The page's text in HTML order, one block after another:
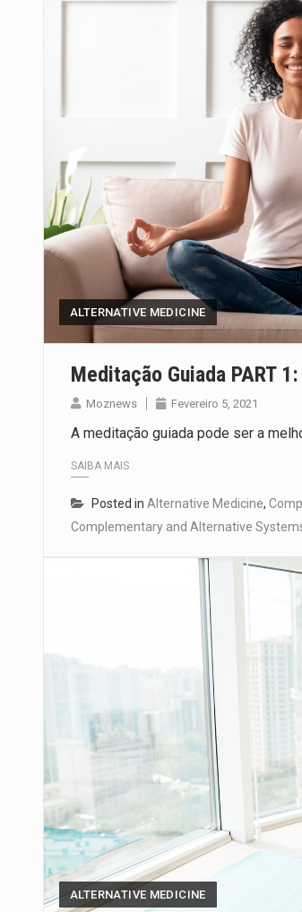
ALTERNATIVE MEDICINE
Meditação Guiada PART
Moznews Fevereiro 5, 2021
A meditação guiada pode ser a
SAIBA MAIS
Posted in Alternative Medicine,
Complementary and Alternative
ALTERNATIVE MEDICINE